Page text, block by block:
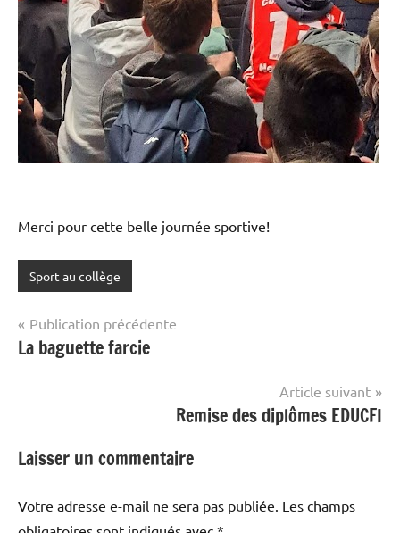
Merci pour cette belle journée sportive!
Sport au collège
Navigation
de
Publication précédente
La baguette farcie
Article suivant
Remise des diplômes EDUCFI
Laisser un commentaire
Votre adresse e-mail ne sera pas publiée. Les champs